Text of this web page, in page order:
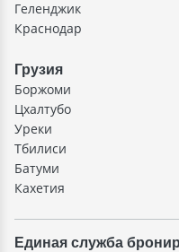
Геленджик
Краснодар
Грузия
Боржоми
Цхалтубо
Уреки
Тбилиси
Батуми
Кахетия
Единая служба